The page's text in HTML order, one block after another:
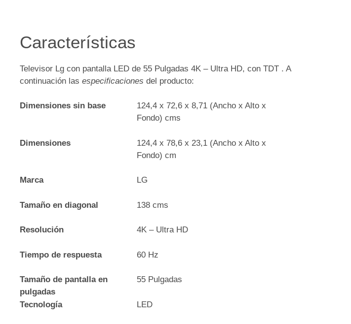
Características
Televisor Lg con pantalla LED de 55 Pulgadas 4K – Ultra HD, con TDT . A
continuación lasespecificaciones del producto:
Dimensiones sin base
124,4 x 72,6 x 8,71 (Ancho x Alto x
Fondo) cms
Dimensiones
124,4 x 78,6 x 23,1 (Ancho x Alto x
Fondo) cm
Marca LG
Tamaño en diagonal 138 cms
Resolución 4K – Ultra HD
Tiempo de respuesta 60 Hz
Tamaño de pantalla en
pulgadas
55 Pulgadas
Tecnología LED